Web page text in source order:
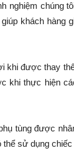
nghiệm chúng
khách hàng
khi được thay
khi thực hiện
tùng được
sử dụng